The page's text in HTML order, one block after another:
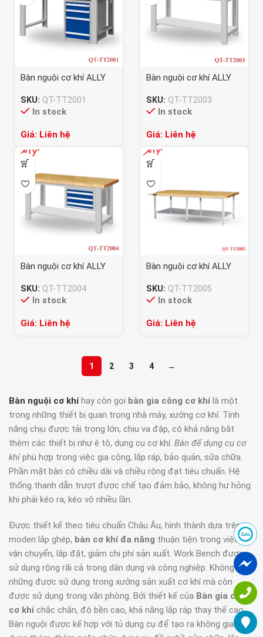
Bàn nguội cơ khí ALLY
SKU: QT-TT2001
In stock
Giá: Liên hệ
Bàn nguội cơ khí ALLY
SKU: QT-TT2003
In stock
Giá: Liên hệ
Bàn nguội cơ khí ALLY
SKU: QT-TT2004
In stock
Giá: Liên hệ
Bàn nguội cơ khí ALLY
SKU: QT-TT2005
In stock
Giá: Liên hệ
1 2 3 4 →
Bàn nguội cơ khíhay còn gọi bàn gia công cơ khílà một
trong những thiết bị quan trọng nhà máy, xưởng cơ khí. Tính
năng chịu được tải trọng lớn, chịu va đập, có khả năng bắt
thêm các thiết bị như ê tô, dụng cụ cơ khí. Bàn để dụng cụ cơ
khíphù hợp trong việc gia công, lắp ráp, bảo quản, sửa chữa.
Phần mặt bàn có chiều dài và chiều rộng đạt tiêu chuẩn. Hệ
thống thanh dẫn trượt được chế tạo đảm bảo, không hư hỏng
khi phải kéo ra, kéo vô nhiều lần.
Được thiết kế theo tiêu chuẩn Châu Âu, hình thành dựa trên
moden lắp ghép, bàn cơ khí đa năng thuận tiện trong việc
vận chuyển, lắp đặt, giảm chi phí sản xuất. Work Bench được
sử dụng rộng rãi cả trong dân dụng và công nghiệp. Không
những được sử dụng trong xưởng sản xuất cơ khí mà còn
được sử dụng trong văn phòng. Bởi thiết kế của Bàn gia công
cơ khíchắc chắn, độ bền cao, khả năng lắp ráp thay thế cao.
Bàn nguội được kế hợp với tủ dụng cụ để tạo ra không gian sử